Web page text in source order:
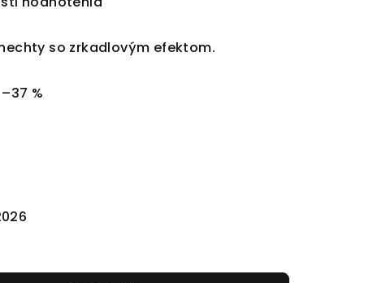
so zrkadlovým efektom.
–37 %